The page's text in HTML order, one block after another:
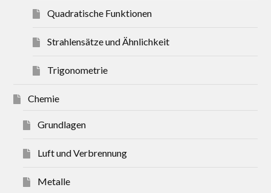
Quadratische Funktionen
Strahlensätze und Ähnlichkeit
Trigonometrie
Chemie
Grundlagen
Luft und Verbrennung
Metalle